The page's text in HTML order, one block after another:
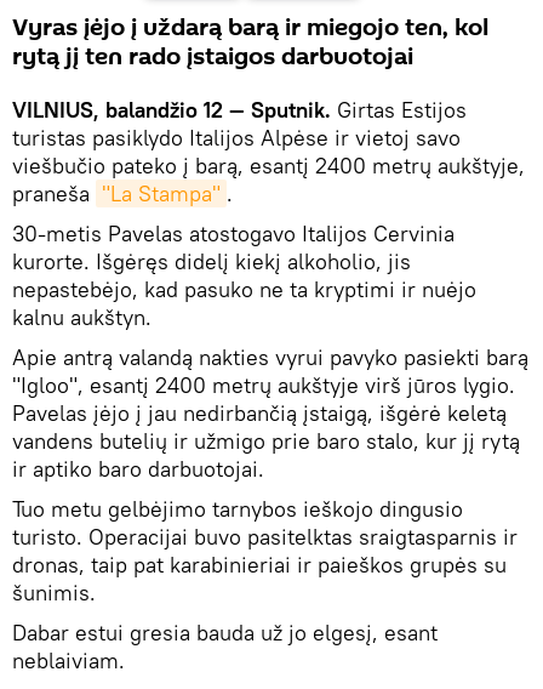
Vyras įėjo į uždarą barą ir miegojo ten, kol
rytą jį ten rado įstaigos darbuotojai
VILNIUS, balandžio 12 — Sputnik. Girtas Estijos
turistas pasiklydo Italijos Alpėse ir vietoj savo
viešbučio pateko į barą, esantį 2400 metrų aukštyje,
praneša "La Stampa" .
30-metis Pavelas atostogavo Italijos Cervinia
kurorte. Išgėręs didelį kiekį alkoholio, jis
nepastebėjo, kad pasuko ne ta kryptimi ir nuėjo
kalnu aukštyn.
Apie antrą valandą nakties vyrui pavyko pasiekti barą
"Igloo", esantį 2400 metrų aukštyje virš jūros lygio.
Pavelas įėjo į jau nedirbančią įstaigą, išgėrė keletą
vandens butelių ir užmigo prie baro stalo, kur jį rytą
ir aptiko baro darbuotojai.
Tuo metu gelbėjimo tarnybos ieškojo dingusio
turisto. Operacijai buvo pasitelktas sraigtasparnis ir
dronas, taip pat karabinieriai ir paieškos grupės su
šunimis.
Dabar estui gresia bauda už jo elgesį, esant
neblaiviam.